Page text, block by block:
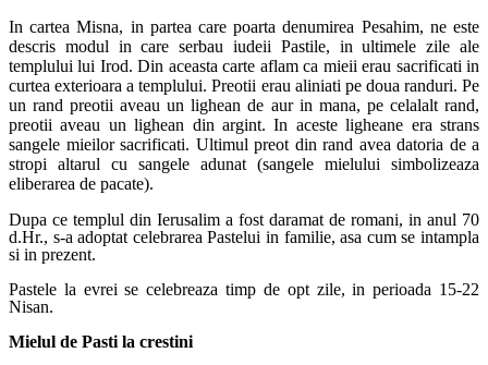
In cartea Misna, in partea care poarta denumirea Pesahim, ne este
descris modul in care serbau iudeii Pastile, in ultimele zile ale
templului lui Irod. Din aceasta carte aflam ca mieii erau sacrificati in
curtea exterioara a templului. Preotii erau aliniati pe doua randuri. Pe
un rand preotii aveau un lighean de aur in mana, pe celalalt rand,
preotii aveau un lighean din argint. In aceste ligheane era strans
sangele mieilor sacrificati. Ultimul preot din rand avea datoria de a
stropi altarul cu sangele adunat (sangele mielului simbolizeaza
eliberarea de pacate).
Dupa ce templul din Ierusalim a fost daramat de romani, in anul 70
d.Hr., s-a adoptat celebrarea Pastelui in familie, asa cum se intampla
si in prezent.
Pastele la evrei se celebreaza timp de opt zile, in perioada 15-22
Nisan.
Mielul de Pasti la crestini